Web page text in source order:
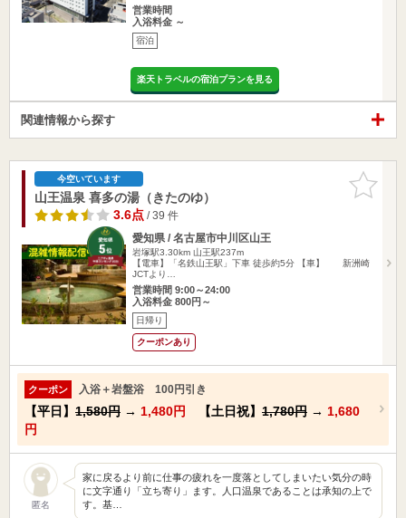
営業時間
入浴料金 ～
宿泊
楽天トラベルの宿泊プランを見る
関連情報から探す
お気に入
りに追加
今空いています
山王温泉 喜多の湯（きたのゆ）
3.6点/ 39 件
愛知県 / 名古屋市中川区山王
岩塚駅3.30km 山王駅237m
【電車】「名鉄山王駅」下車 徒歩約5分 【車】 新洲崎
JCTより…
営業時間 9:00～24:00
入浴料金 800円～
日帰り
クーポンあり
クーポン 入浴＋岩盤浴 100円引き
【平日】 1,580円 → 1,480円 【土日祝】 1,780円 → 1,680
円
匿名
家に戻るより前に仕事の疲れを一度落としてしまいたい気分の時
に文字通り「立ち寄り」ます。人口温泉であることは承知の上で
す。基…